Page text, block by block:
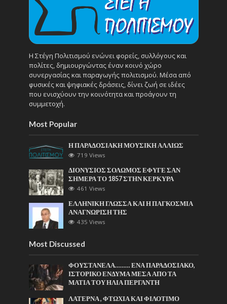
Η Στέγη Πολιτισμού ενώνει φορείς, συλλόγους και
πολίτες, δημιουργώντας έναν κοινό χώρο
συνεργασίας και παραγωγής πολιτισμού. Μέσα από
φυσικές και ψηφιακές δράσεις, δίνει ζωή σε ιδέες
που ενισχύουν την κοινότητα και προάγουν τη
συμμετοχή.
Most Popular
Η ΠΑΡΑΔΟΣΙΑΚΗ ΜΟΥΣΙΚΗ ΑΛΛΙΩΣ
719 Views
ΔΙΟΝΥΣΙΟΣ ΣΟΛΩΜΟΣ ΕΦΥΓΕ ΣΑΝ
ΣΗΜΕΡΑ ΤΟ 1857 ΣΤΗΝ ΚΕΡΚΥΡΑ
461 Views
ΕΛΛΗΝΙΚΗ ΓΛΩΣΣΑ ΚΑΙ Η ΠΑΓΚΟΣΜΙΑ
ΑΝΑΓΝΩΡΙΣΗ ΤΗΣ
435 Views
Most Discussed
ΦΟΥΣΤΑΝΕΛΑ……… ΕΝΑ ΠΑΡΑΔΟΣΙΑΚΟ,
ΙΣΤΟΡΙΚΟ ΕΝΔΥΜΑ ΜΕΣΑ ΑΠΟ ΤΑ
ΜΑΤΙΑ ΤΟΥ ΗΛΙΑ ΠΕΡΓΑΝΤΗ
ΛΑΤΕΡΝΑ , ΦΤΩΧΙΑ ΚΑΙ ΦΙΛΟΤΙΜΟ